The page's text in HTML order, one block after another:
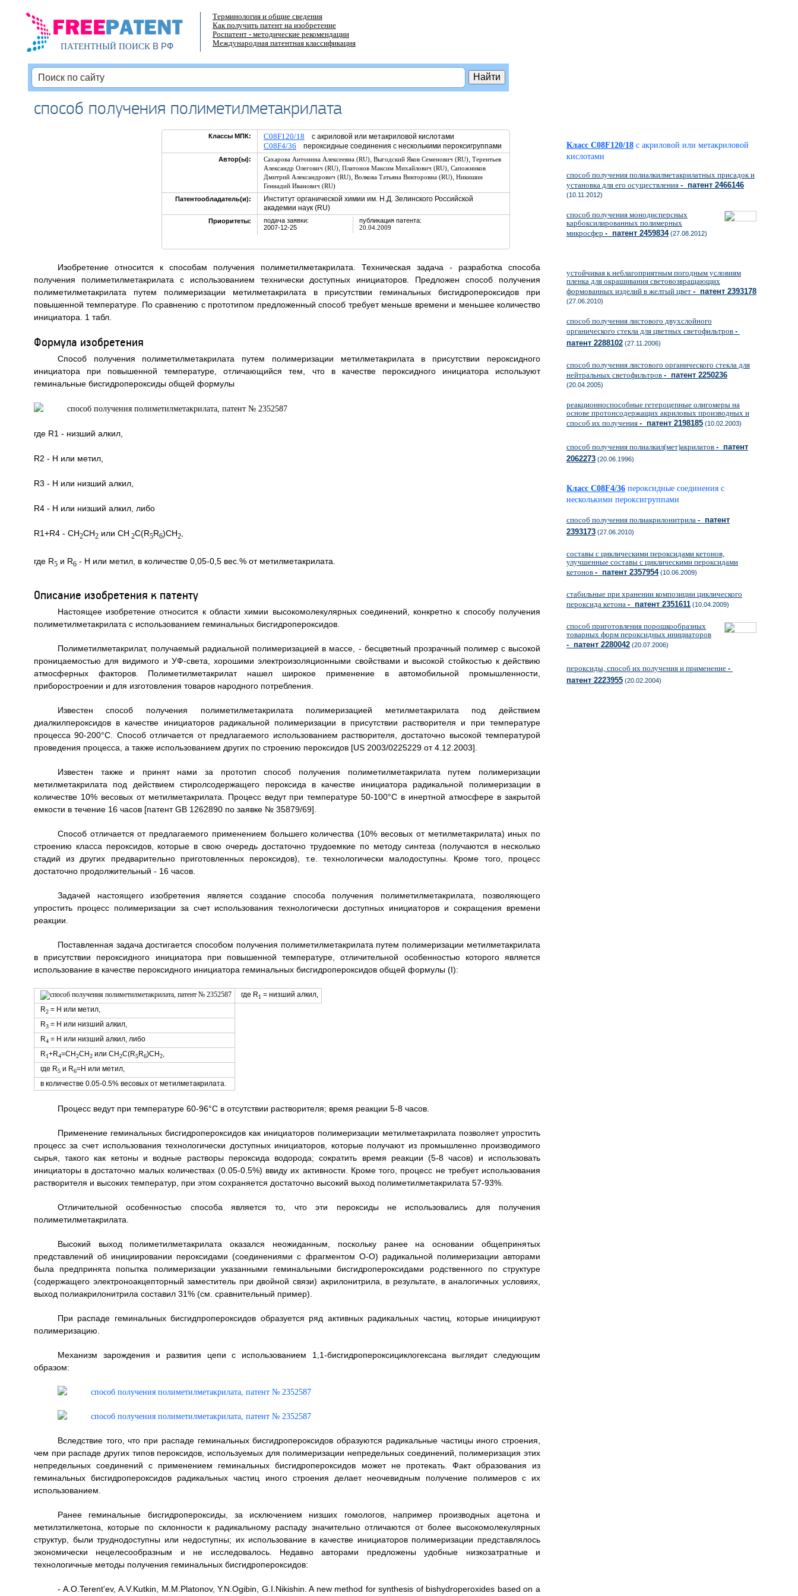
ПАТЕНТНЫЙ ПОИСКВ РФ
Терминология и общие сведения
Как получить патент на изобретение
Роспатент - методические рекомендации
Международная патентная классификация
способ получения полиметилметакрилата
Классы МПК: C08F120/18 с акриловой или метакриловой кислотами
C08F4/36 пероксидные соединения с несколькими пероксигруппами
Автор(ы): Сахарова Антонина Алексеевна (RU), Выгодский Яков Семенович (RU), Терентьев
Александр Олегович (RU), Платонов Максим Михайлович (RU), Сапожников
Дмитрий Александрович (RU), Волкова Татьяна Викторовна (RU), Никишин
Геннадий Иванович (RU)
Патентообладатель(и):
Институт органической химии им. Н.Д. Зелинского Российской
академии наук (RU)
Приоритеты:
подача заявки:
2007-12-25
публикация патента:
20.04.2009
Изобретение относится к способам получения полиметилметакрилата. Техническая задача - разработка способа
получения полиметилметакрилата с использованием технически доступных инициаторов. Предложен способ получения
полиметилметакрилата путем полимеризации метилметакрилата в присутствии геминальных бисгидропероксидов при
повышенной температуре. По сравнению с прототипом предложенный способ требует меньше времени и меньшее количество
инициатора. 1 табл.
Формула изобретения
Способ получения полиметилметакрилата путем полимеризации метилметакрилата в присутствии пероксидного
инициатора при повышенной температуре, отличающийся тем, что в качестве пероксидного инициатора используют
геминальные бисгидропероксиды общей формулы
где R1 - низший алкил,
R2 - Н или метил,
R3 - Н или низший алкил,
R4 - Н или низший алкил, либо
R1+R4 - СН2СН2или CH 2C(R5R6)CH2,
где R5 и R6- Н или метил, в количестве 0,05-0,5 вес.% от метилметакрилата.
Описание изобретения к патенту
Настоящее изобретение относится к области химии высокомолекулярных соединений, конкретно к способу получения
полиметилметакрилата с использованием геминальных бисгидропероксидов.
Полиметилметакрилат, получаемый радиальной полимеризацией в массе, - бесцветный прозрачный полимер с высокой
проницаемостью для видимого и УФ-света, хорошими электроизоляционными свойствами и высокой стойкостью к действию
атмосферных факторов. Полиметилметакрилат нашел широкое применение в автомобильной промышленности,
приборостроении и для изготовления товаров народного потребления.
Известен способ получения полиметилметакрилата полимеризацией метилметакрилата под действием
диалкилпероксидов в качестве инициаторов радикальной полимеризации в присутствии растворителя и при температуре
процесса 90-200°С. Способ отличается от предлагаемого использованием растворителя, достаточно высокой температурой
проведения процесса, а также использованием других по строению пероксидов [US 2003/0225229 от 4.12.2003].
Известен также и принят нами за прототип способ получения полиметилметакрилата путем полимеризации
метилметакрилата под действием стиролсодержащего пероксида в качестве инициатора радикальной полимеризации в
количестве 10% весовых от метилметакрилата. Процесс ведут при температуре 50-100°С в инертной атмосфере в закрытой
емкости в течение 16 часов [патент GB 1262890 по заявке № 35879/69].
Способ отличается от предлагаемого применением большего количества (10% весовых от метилметакрилата) иных по
строению класса пероксидов, которые в свою очередь достаточно трудоемкие по методу синтеза (получаются в несколько
стадий из других предварительно приготовленных пероксидов), т.е. технологически малодоступны. Кроме того, процесс
достаточно продолжительный - 16 часов.
Задачей настоящего изобретения является создание способа получения полиметилметакрилата, позволяющего
упростить процесс полимеризации за счет использования технологически доступных инициаторов и сокращения времени
реакции.
Поставленная задача достигается способом получения полиметилметакрилата путем полимеризации метилметакрилата
в присутствии пероксидного инициатора при повышенной температуре, отличительной особенностью которого является
использование в качестве пероксидного инициатора геминальных бисгидропероксидов общей формулы (I):
где R1 = низший алкил,
R2= Н или метил,
R3= Н или низший алкил,
R4 = Н или низший алкил, либо
R1+R4=СН2СН2или CH2C(R5R6)CH2,
где R5и R6=Н или метил,
в количестве 0.05-0.5% весовых от метилметакрилата.
Процесс ведут при температуре 60-96°С в отсутствии растворителя; время реакции 5-8 часов.
Применение геминальных бисгидропероксидов как инициаторов полимеризации метилметакрилата позволяет упростить
процесс за счет использования технологически доступных инициаторов, которые получают из промышленно производимого
сырья, такого как кетоны и водные растворы пероксида водорода; сократить время реакции (5-8 часов) и использовать
инициаторы в достаточно малых количествах (0.05-0.5%) ввиду их активности. Кроме того, процесс не требует использования
растворителя и высоких температур, при этом сохраняется достаточно высокий выход полиметилметакрилата 57-93%.
Отличительной особенностью способа является то, что эти пероксиды не использовались для получения
полиметилметакрилата.
Высокий выход полиметилметакрилата оказался неожиданным, поскольку ранее на основании общепринятых
представлений об инициировании пероксидами (соединениями с фрагментом О-О) радикальной полимеризации авторами
была предпринята попытка полимеризации указанными геминальными бисгидропероксидами родственного по структуре
(содержащего электроноакцепторный заместитель при двойной связи) акрилонитрила, в результате, в аналогичных условиях,
выход полиакрилонитрила составил 31% (см. сравнительный пример).
При распаде геминальных бисгидпропероксидов образуется ряд активных радикальных частиц, которые инициируют
полимеризацию.
Механизм зарождения и развития цепи с использованием 1,1-бисгидропероксициклогексана выглядит следующим
образом:
Вследствие того, что при распаде геминальных бисгидропероксидов образуются радикальные частицы иного строения,
чем при распаде других типов пероксидов, используемых для полимеризации непредельных соединений, полимеризация этих
непредельных соединений с применением геминальных бисгидропероксидов может не протекать. Факт образования из
геминальных бисгидропероксидов радикальных частиц иного строения делает неочевидным получение полимеров с их
использованием.
Ранее геминальные бисгидропероксиды, за исключением низших гомологов, например производных ацетона и
метилэтилкетона, которые по склонности к радикальному распаду значительно отличаются от более высокомолекулярных
структур, были труднодоступны или недоступны; их использование в качестве инициаторов полимеризации представлялось
экономически нецелесообразным и не исследовалось. Недавно авторами предложены удобные низкозатратные и
технологичные методы получения геминальных бисгидропероксидов:
- А.О.Terent'ev, A.V.Kutkin, М.М.Platonov, Y.N.Ogibin, G.I.Nikishin. A new method for synthesis of bishydroperoxides based on a
Класс C08F120/18 с акриловой или метакриловой
кислотами
способ получения полиалкилметакрилатных присадок и
установка для его осуществления - патент 2466146
(10.11.2012)
способ получения монодисперсных
карбоксилированных полимерных
микросфер - патент 2459834(27.08.2012)
устойчивая к неблагоприятным погодным условиям
пленка для окрашивания световозвращающих
формованных изделий в желтый цвет - патент 2393178
(27.06.2010)
способ получения листового двухслойного
органического стекла для цветных светофильтров -
патент 2288102 (27.11.2006)
способ получения листового органического стекла для
нейтральных светофильтров - патент 2250236
(20.04.2005)
реакционноспособные гетероцепные олигомеры на
основе протонсодержащих акриловых производных и
способ их получения - патент 2198185 (10.02.2003)
способ получения полиалкил(мет)акрилатов - патент
2062273 (20.06.1996)
Класс C08F4/36 пероксидные соединения с
несколькими пероксигруппами
способ получения полиакрилонитрила - патент
2393173 (27.06.2010)
составы с циклическими пероксидами кетонов,
улучшенные составы с циклическими пероксидами
кетонов - патент 2357954(10.06.2009)
стабильные при хранении композиции циклического
пероксида кетона - патент 2351611 (10.04.2009)
способ приготовления порошкообразных
товарных форм пероксидных инициаторов
- патент 2280042 (20.07.2006)
пероксиды, способ их получения и применение -
патент 2223955 (20.02.2004)